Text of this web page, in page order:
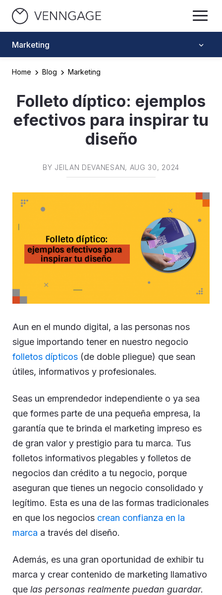
Marketing
Home Blog Marketing
Folleto díptico: ejemplos
efectivos para inspirar tu
diseño
BY JEILAN DEVANESAN, AUG 30, 2024
Aun en el mundo digital, a las personas nos
sigue importando tener en nuestro negocio
folletos dípticos (de doble pliegue) que sean
útiles, informativos y profesionales.
Seas un emprendedor independiente o ya sea
que formes parte de una pequeña empresa, la
garantía que te brinda el marketing impreso es
de gran valor y prestigio para tu marca. Tus
folletos informativos plegables y folletos de
negocios dan crédito a tu negocio, porque
aseguran que tienes un negocio consolidado y
legítimo. Esta es una de las formas tradicionales
en que los negocios crean confianza en la
marca a través del diseño.
Además, es una gran oportunidad de exhibir tu
marca y crear contenido de marketing llamativo
que las personas realmente puedan guardar.